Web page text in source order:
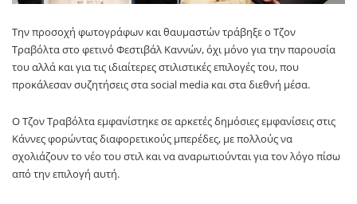
Την προσοχή φωτογράφων και θαυμαστών τράβηξε ο Τζον
Τραβόλταστο φετινό Φεστιβάλ Καννών, όχι μόνο για την παρουσία
του αλλά και για τις ιδιαίτερες στιλιστικές επιλογές του, που
προκάλεσαν συζητήσεις στα social media και στα διεθνή μέσα.
Ο Τζον Τραβόλτα εμφανίστηκε σε αρκετές δημόσιες εμφανίσεις στις
Κάννες φορώντας διαφορετικούς μπερέδες, με πολλούς να
σχολιάζουν το νέο του στιλ και να αναρωτιούνται για τον λόγο πίσω
από την επιλογή αυτή.